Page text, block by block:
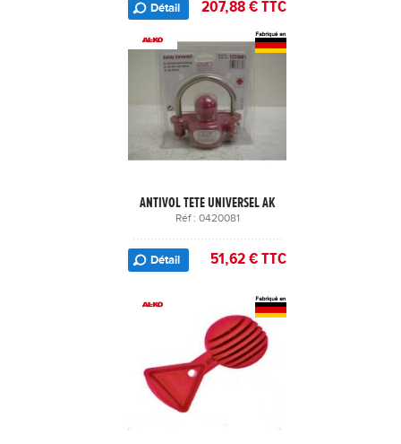
Détail 207,88 € TTC
ANTIVOL TETE UNIVERSEL AK
Réf : 0420081
Détail 51,62 € TTC